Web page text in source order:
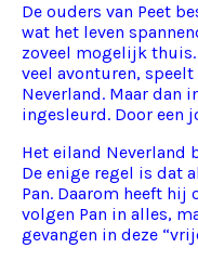
De ouders van Peet
wat het leven
zoveel mogelijk
veel avonturen,
Neverland. Maar dan
ingesleurd. Door een
Het eiland Neverland
De enige regel is dat
Pan. Daarom heeft hij
volgen Pan in alles,
gevangen in deze